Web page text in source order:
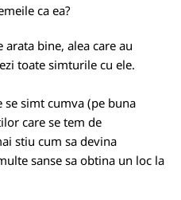
ca ea?
arata bine, alea care au
toate simturile cu ele.
se simt cumva (pe buna
care se tem de
stiu cum sa devina
sanse sa obtina un loc la